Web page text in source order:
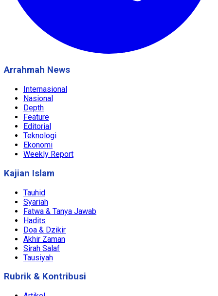
Arrahmah News
Internasional
Nasional
Depth
Feature
Editorial
Teknologi
Ekonomi
Weekly Report
Kajian Islam
Tauhid
Syariah
Fatwa & Tanya Jawab
Hadits
Doa & Dzikir
Akhir Zaman
Sirah Salaf
Tausiyah
Rubrik & Kontribusi